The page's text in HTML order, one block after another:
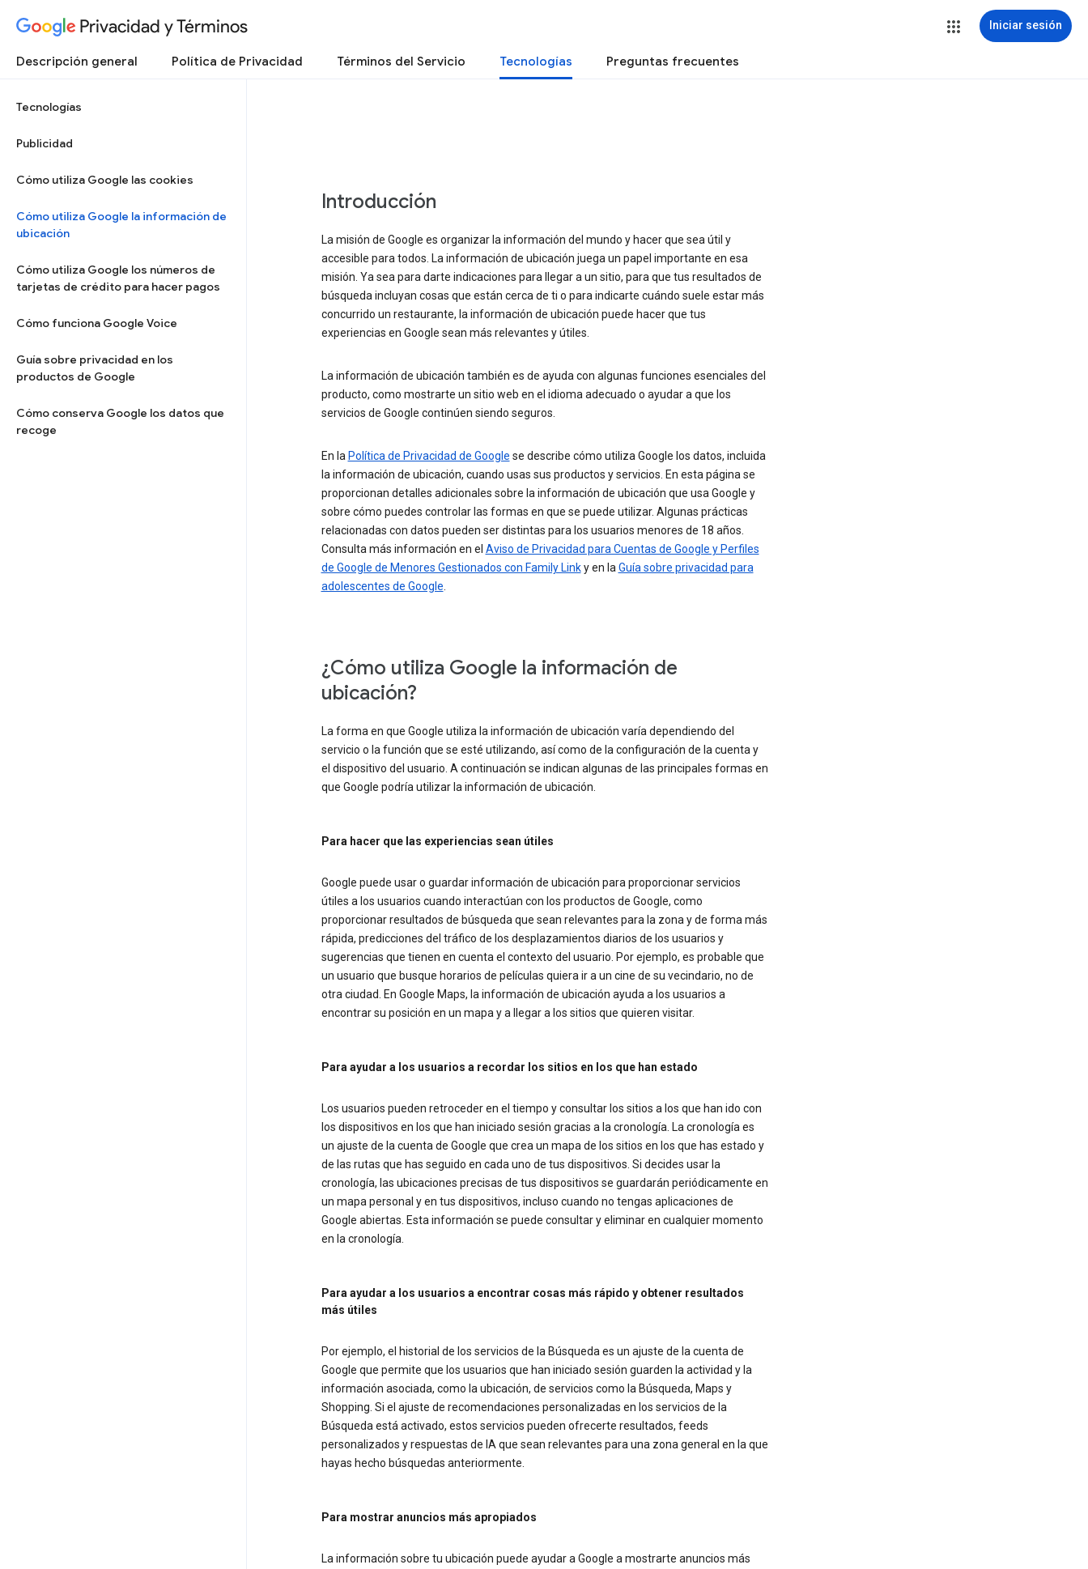
Privacidad y Términos Iniciar sesión
Descripción general Política de Privacidad Términos del Servicio Tecnologías Preguntas frecuentes
Tecnologías
Publicidad
Cómo utiliza Google las cookies
Cómo utiliza Google la información de
ubicación
Cómo utiliza Google los números de
tarjetas de crédito para hacer pagos
Cómo funciona Google Voice
Guía sobre privacidad en los
productos de Google
Cómo conserva Google los datos que
recoge
Introducción
La misión de Google es organizar la información del mundo y hacer que sea útil y
accesible para todos. La información de ubicación juega un papel importante en esa
misión. Ya sea para darte indicaciones para llegar a un sitio, para que tus resultados de
búsqueda incluyan cosas que están cerca de ti o para indicarte cuándo suele estar más
concurrido un restaurante, la información de ubicación puede hacer que tus
experiencias en Google sean más relevantes y útiles.
La información de ubicación también es de ayuda con algunas funciones esenciales del
producto, como mostrarte un sitio web en el idioma adecuado o ayudar a que los
servicios de Google continúen siendo seguros.
En la Política de Privacidad de Google se describe cómo utiliza Google los datos, incluida
la información de ubicación, cuando usas sus productos y servicios. En esta página se
proporcionan detalles adicionales sobre la información de ubicación que usa Google y
sobre cómo puedes controlar las formas en que se puede utilizar. Algunas prácticas
relacionadas con datos pueden ser distintas para los usuarios menores de 18 años.
Consulta más información en el Aviso de Privacidad para Cuentas de Google y Perfiles
de Google de Menores Gestionados con Family Linky en la Guía sobre privacidad para
adolescentes de Google
¿Cómo utiliza Google la información de
ubicación?
La forma en que Google utiliza la información de ubicación varía dependiendo del
servicio o la función que se esté utilizando, así como de la configuración de la cuenta y
el dispositivo del usuario. A continuación se indican algunas de las principales formas en
que Google podría utilizar la información de ubicación.
Para hacer que las experiencias sean útiles
Google puede usar o guardar información de ubicación para proporcionar servicios
útiles a los usuarios cuando interactúan con los productos de Google, como
proporcionar resultados de búsqueda que sean relevantes para la zona y de forma más
rápida, predicciones del tráfico de los desplazamientos diarios de los usuarios y
sugerencias que tienen en cuenta el contexto del usuario. Por ejemplo, es probable que
un usuario que busque horarios de películas quiera ir a un cine de su vecindario, no de
otra ciudad. En Google Maps, la información de ubicación ayuda a los usuarios a
encontrar su posición en un mapa y a llegar a los sitios que quieren visitar.
Para ayudar a los usuarios a recordar los sitios en los que han estado
Los usuarios pueden retroceder en el tiempo y consultar los sitios a los que han ido con
los dispositivos en los que han iniciado sesión gracias a la cronología. La cronología es
un ajuste de la cuenta de Google que crea un mapa de los sitios en los que has estado y
de las rutas que has seguido en cada uno de tus dispositivos. Si decides usar la
cronología, las ubicaciones precisas de tus dispositivos se guardarán periódicamente en
un mapa personal y en tus dispositivos, incluso cuando no tengas aplicaciones de
Google abiertas. Esta información se puede consultar y eliminar en cualquier momento
en la cronología.
Para ayudar a los usuarios a encontrar cosas más rápido y obtener resultados
más útiles
Por ejemplo, el historial de los servicios de la Búsqueda es un ajuste de la cuenta de
Google que permite que los usuarios que han iniciado sesión guarden la actividad y la
información asociada, como la ubicación, de servicios como la Búsqueda, Maps y
Shopping. Si el ajuste de recomendaciones personalizadas en los servicios de la
Búsqueda está activado, estos servicios pueden ofrecerte resultados, feeds
personalizados y respuestas de IA que sean relevantes para una zona general en la que
hayas hecho búsquedas anteriormente.
Para mostrar anuncios más apropiados
La información sobre tu ubicación puede ayudar a Google a mostrarte anuncios más